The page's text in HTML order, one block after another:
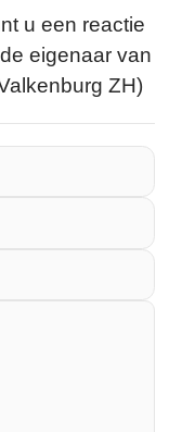
u een reactie
eigenaar van
ZH)